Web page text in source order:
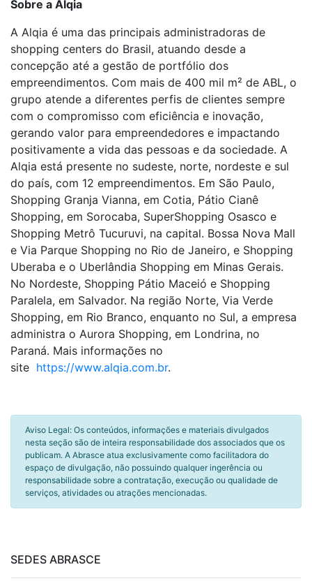
Sobre a Alqia
A Alqia é uma das principais administradoras de
shopping centers do Brasil, atuando desde a
concepção até a gestão de portfólio dos
empreendimentos. Com mais de 400 mil m² de ABL, o
grupo atende a diferentes perfis de clientes sempre
com o compromisso com eficiência e inovação,
gerando valor para empreendedores e impactando
positivamente a vida das pessoas e da sociedade. A
Alqia está presente no sudeste, norte, nordeste e sul
do país, com 12 empreendimentos. Em São Paulo,
Shopping Granja Vianna, em Cotia, Pátio Cianê
Shopping, em Sorocaba, SuperShopping Osasco e
Shopping Metrô Tucuruvi, na capital. Bossa Nova Mall
e Via Parque Shopping no Rio de Janeiro, e Shopping
Uberaba e o Uberlândia Shopping em Minas Gerais.
No Nordeste, Shopping Pátio Maceió e Shopping
Paralela, em Salvador. Na região Norte, Via Verde
Shopping, em Rio Branco, enquanto no Sul, a empresa
administra o Aurora Shopping, em Londrina, no
Paraná. Mais informações no
site https://www.alqia.com.br.
Aviso Legal: Os conteúdos, informações e materiais divulgados
nesta seção são de inteira responsabilidade dos associados que os
publicam. A Abrasce atua exclusivamente como facilitadora do
espaço de divulgação, não possuindo qualquer ingerência ou
responsabilidade sobre a contratação, execução ou qualidade de
serviços, atividades ou atrações mencionadas.
SEDES ABRASCE